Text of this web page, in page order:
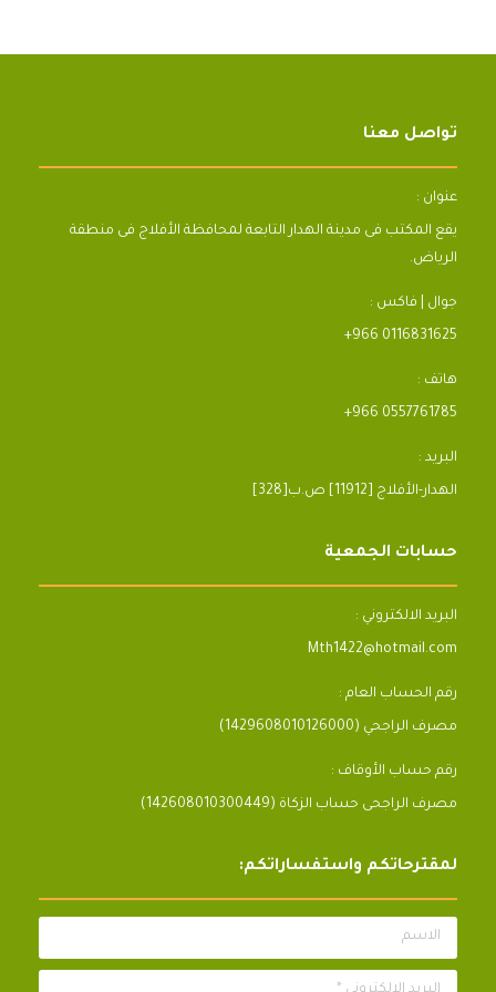
تواصل معنا
عنوان :
يقع المكتب فى مدينة الهدار التابعة لمحافظة الأفلاج فى منطقة
الرياض.
جوال | فاكس :
+966 0116831625
هاتف :
+966 0557761785
البريد :
[328]الهدار-الأفلاج [11912] ص.ب
حسابات الجمعية
البريد الالكتروني :
Mth1422@hotmail.com
رقم الحساب العام :
مصرف الراجحي (1429608010126000)
رقم حساب الأوقاف :
مصرف الراجحى حساب الزكاة (142608010300449)
لمقترحاتكم واستفساراتكم:
الاسم
البريد الالكتروني *